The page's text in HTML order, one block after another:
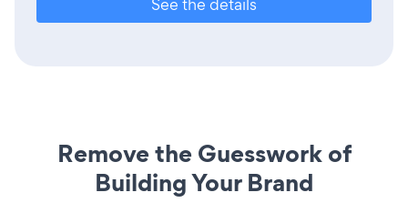
Remove the Guesswork of
Building Your Brand